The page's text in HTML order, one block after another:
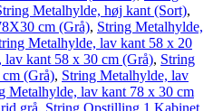
Metalhylde, høj kant (Sort),
cm (Grå), String Metalhylde,
Metalhylde, lav kant 58 x 20
lav kant 58 x 30 cm (Grå), String
(Grå), String Metalhylde, lav
Metalhylde, lav kant 78 x 30 cm
grå, String Opstilling 1 Kabinet